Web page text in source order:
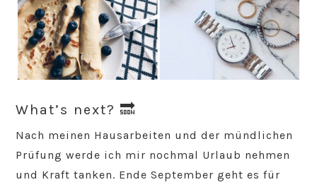
What’s next? 🔜
Nach meinen Hausarbeiten und der mündlichen
Prüfung werde ich mir nochmal Urlaub nehmen
und Kraft tanken. Ende September geht es für